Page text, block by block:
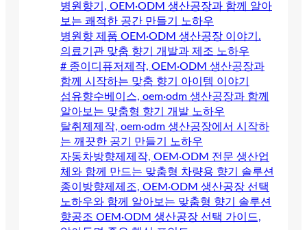
병원향기, OEM·ODM 생산공장과 함께 알아
보는 쾌적한 공간 만들기 노하우
병원향 제품 OEM·ODM 생산공장 이야기.
의료기관 맞춤 향기 개발과 제조 노하우
# 종이디퓨저제작, OEM·ODM 생산공장과
함께 시작하는 맞춤 향기 아이템 이야기
섬유향수베이스, oem·odm 생산공장과 함께
알아보는 맞춤형 향기 개발 노하우
탈취제제작, oem·odm 생산공장에서 시작하
는 깨끗한 공기 만들기 노하우
자동차방향제제작, OEM·ODM 전문 생산업
체와 함께 만드는 맞춤형 차량용 향기 솔루션
종이방향제제조, OEM·ODM 생산공장 선택
노하우와 함께 알아보는 맞춤형 향기 솔루션
향공조 OEM·ODM 생산공장 선택 가이드,